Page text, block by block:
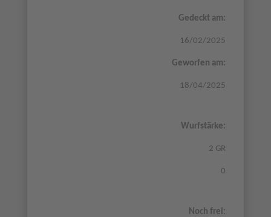
Gedeckt am:
16/02/2025
Geworfen am:
18/04/2025
Wurfstärke:
2 GR
0
Noch frei: